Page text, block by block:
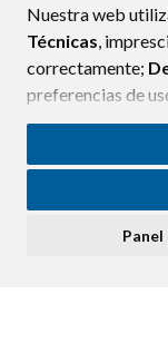
Nuestra web
Técnicas,
correctamente;
preferencias de
funcionamiento
Si acepta
consideramos
ninguna acción,